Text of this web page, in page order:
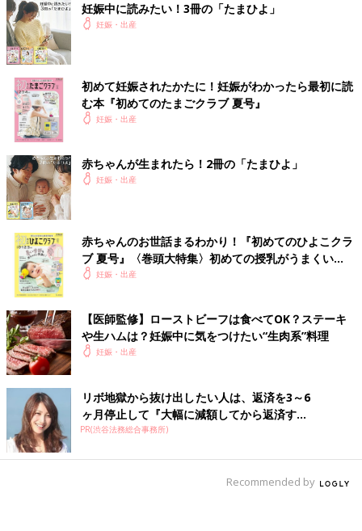
気をつけてます。 といっても、サラダにドレッシングかけ
ないとか、醤油大さじ3を大さじ1.5〜2にするとかです
が…。そろそろ調味料自体を減塩のものに変えようかなと思
ってはいます。 つわり終わったし2歳児いるので基本は3食
自炊ですが、 外食はたまにします。 インスタントもそれな
りに食べます。 おやつも食べます😅 旦那がご飯作ってくれ
る日は「塩分控えめでおねがい」とだけ言ってます😅
関連するその他の体験談
さ*****さん
妊娠して食生活気をつけてる人たくさんいるけど…あたしほんと
に何も変わらず食べたいものしか食べてない🙄野菜たべた？って
日もあるし、ラーメンも甘いものも食べまくってる。本当に大丈
夫なんだろうか😅.....
＜続きはアプリから＞
テ*****さん
みんな月見で盛り上がってるけど、タンパク質食べる気にならな
い私は全く月見シリーズ惹かれない😂🎑上の子のときは真っ先に
マックに買いに行ったのに😂明日もお昼モスにしよって.....
＜続きはアプリから＞
妊娠中に読みたい！3冊の「たまひよ」
妊娠・出産
初めて妊娠されたかたに！妊娠がわかったら最初に読
む本『初めてのたまごクラブ 夏号』
妊娠・出産
赤ちゃんが生まれたら！2冊の「たまひよ」
妊娠・出産
赤ちゃんのお世話まるわかり！『初めてのひよこクラ
ブ 夏号』〈巻頭大特集〉初めての授乳がうまくい
く！ おっぱい・ミルクの基本と夏のトラブル 解決テ
妊娠・出産
【医師監修】ローストビーフは食べてOK？ステーキ
や生ハムは？妊娠中に気をつけたい“生肉系”料理
妊娠・出産
リボ地獄から抜け出したい人は、返済を3～6
ヶ月停止して『大幅に減額してから返済す...
PR(渋谷法務総合事務所)
Recommended by